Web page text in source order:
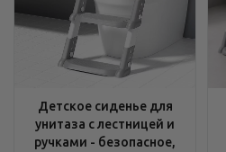
Детское сиденье для
унитаза с лестницей и
ручками - безопасное,